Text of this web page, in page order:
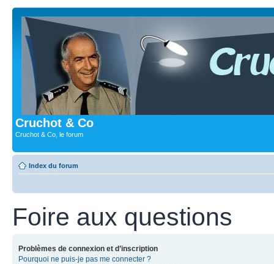
Cruchot & Co
Cruchot & Co, le forum
Index du forum
Foire aux questions
Problèmes de connexion et d’inscription
Pourquoi ne puis-je pas me connecter ?